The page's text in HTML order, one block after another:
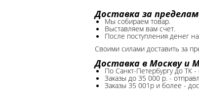
Доставка за
Мы собираем товар.
Выставляем вам счет.
После поступления денег
Своими силами доставить за
Доставка в Москву и
По Санкт-Петербургу до ТК
Заказы до 35 000 р. -
Заказы 35 001р и более -